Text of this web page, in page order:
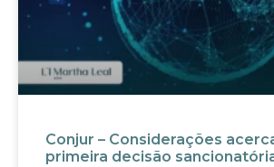
Conjur – Considerações
primeira decisão